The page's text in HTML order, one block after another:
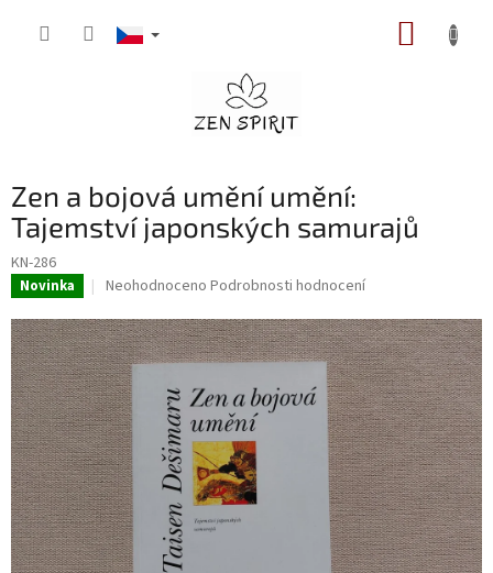
Zen a bojová umění umění:
Tajemství japonských samurajů
KN-286
Novinka
Průměrné
produktu
je
0,0
z
5
hvězdiček.
Neohodnoceno Podrobnosti hodnocení